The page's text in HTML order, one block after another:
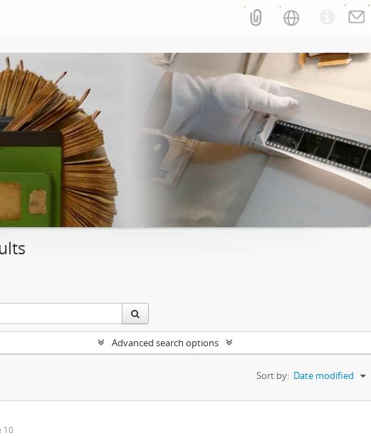
Advanced search options
Sort by: Date modified
10